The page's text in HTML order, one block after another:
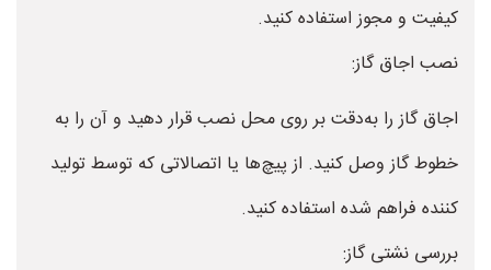
کیفیت و مجوز استفاده کنید.
نصب اجاق گاز:
اجاق گاز را به‌دقت بر روی محل نصب قرار دهید و آن را به
خطوط گاز وصل کنید. از پیچ‌ها یا اتصالاتی که توسط تولید
کننده فراهم شده استفاده کنید.
بررسی نشتی گاز: